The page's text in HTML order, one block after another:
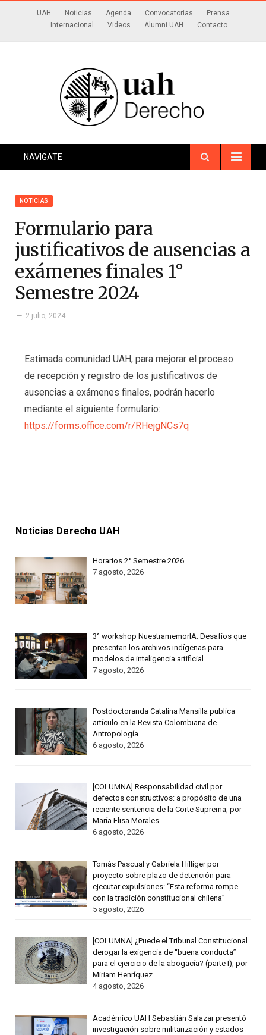
UAH Noticias Agenda Convocatorias
Prensa
Internacional
Videos Alumni UAH Contacto
NAVIGATE
NOTICIAS
Formulario para
justificativos de ausencias a
exámenes finales 1°
Semestre 2024
2 julio, 2024
Estimada comunidad UAH, para mejorar el proceso
de recepción y registro de los justificativos de
ausencias a exámenes finales, podrán hacerlo
mediante el siguiente formulario:
https://forms.office.com/r/RHejgNCs7q
Noticias Derecho UAH
Horarios 2° Semestre 2026
7 agosto, 2026
3° workshop NuestramemorIA: Desafíos que
presentan los archivos indígenas para
modelos de inteligencia artificial
7 agosto, 2026
Postdoctoranda Catalina Mansilla publica
artículo en la Revista Colombiana de
Antropología
6 agosto, 2026
[COLUMNA] Responsabilidad civil por
defectos constructivos: a propósito de una
reciente sentencia de la Corte Suprema, por
María Elisa Morales
6 agosto, 2026
Tomás Pascual y Gabriela Hilliger por
proyecto sobre plazo de detención para
ejecutar expulsiones: “Esta reforma rompe
con la tradición constitucional chilena”
5 agosto, 2026
[COLUMNA] ¿Puede el Tribunal Constitucional
derogar la exigencia de “buena conducta”
para el ejercicio de la abogacía? (parte I), por
Miriam Henríquez
4 agosto, 2026
Académico UAH Sebastián Salazar presentó
investigación sobre militarización y estados